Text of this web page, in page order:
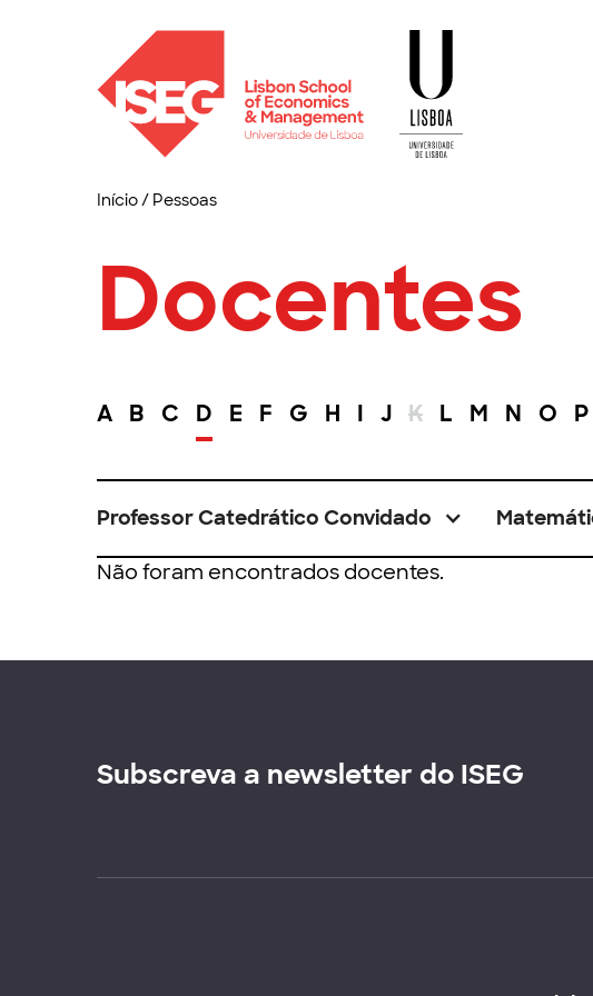
Início/ Pessoas
Docentes
A B C D E F G H I J K L M N O P
Professor Catedrático Convidado
Não foram encontrados docentes.
Subscreva a newsletter do ISEG